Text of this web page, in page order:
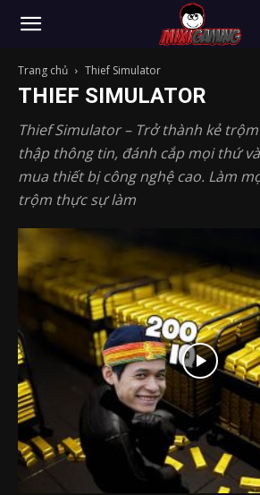
Trang chủ Thief Simulator
THIEF SIMULATOR
Thief Simulator – Trở thành kẻ
thập thông tin, đánh cắp mọi thứ
mua thiết bị công nghệ cao. Làm
trộm thực sự làm